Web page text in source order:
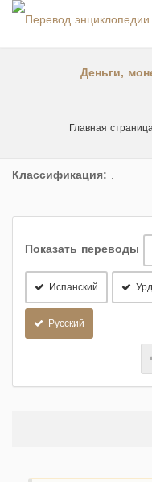
Главная
Классификация:
Показать переводы
Испанский
Русский